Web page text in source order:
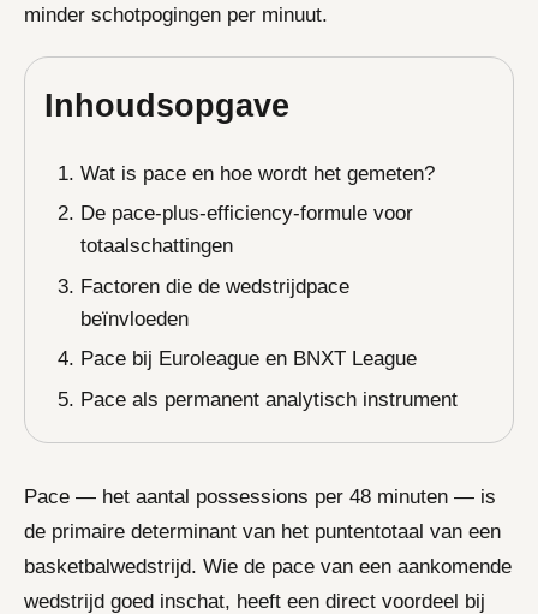
minder schotpogingen per minuut.
Inhoudsopgave
Wat is pace en hoe wordt het gemeten?
De pace-plus-efficiency-formule voor
totaalschattingen
Factoren die de wedstrijdpace
beïnvloeden
Pace bij Euroleague en BNXT League
Pace als permanent analytisch instrument
Pace — het aantal possessions per 48 minuten — is
de primaire determinant van het puntentotaal van een
basketbalwedstrijd. Wie de pace van een aankomende
wedstrijd goed inschat, heeft een direct voordeel bij